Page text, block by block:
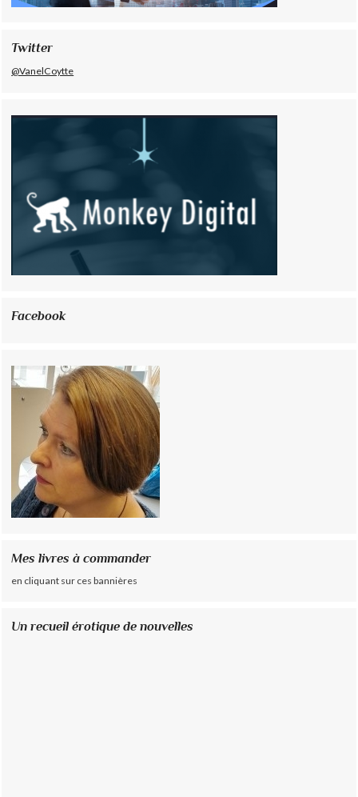
Twitter
@VanelCoytte
Facebook
Mes livres à commander
en cliquant sur ces bannières
Un recueil érotique de nouvelles